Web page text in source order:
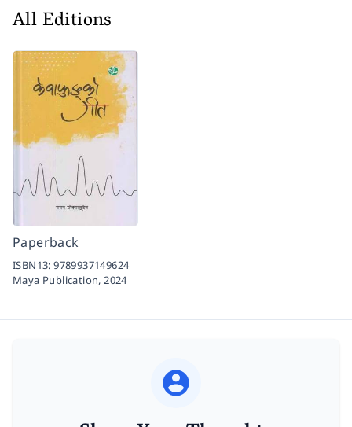
All Editions
Paperback
ISBN13:9789937149624
Maya Publication, 2024